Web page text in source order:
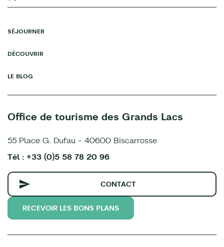
SÉJOURNER
DÉCOUVRIR
LE BLOG
Office de tourisme des Grands Lacs
55 Place G. Dufau - 40600 Biscarrosse
Tél : +33 (0)5 58 78 20 96
CONTACT
RECEVOIR LES BONS PLANS